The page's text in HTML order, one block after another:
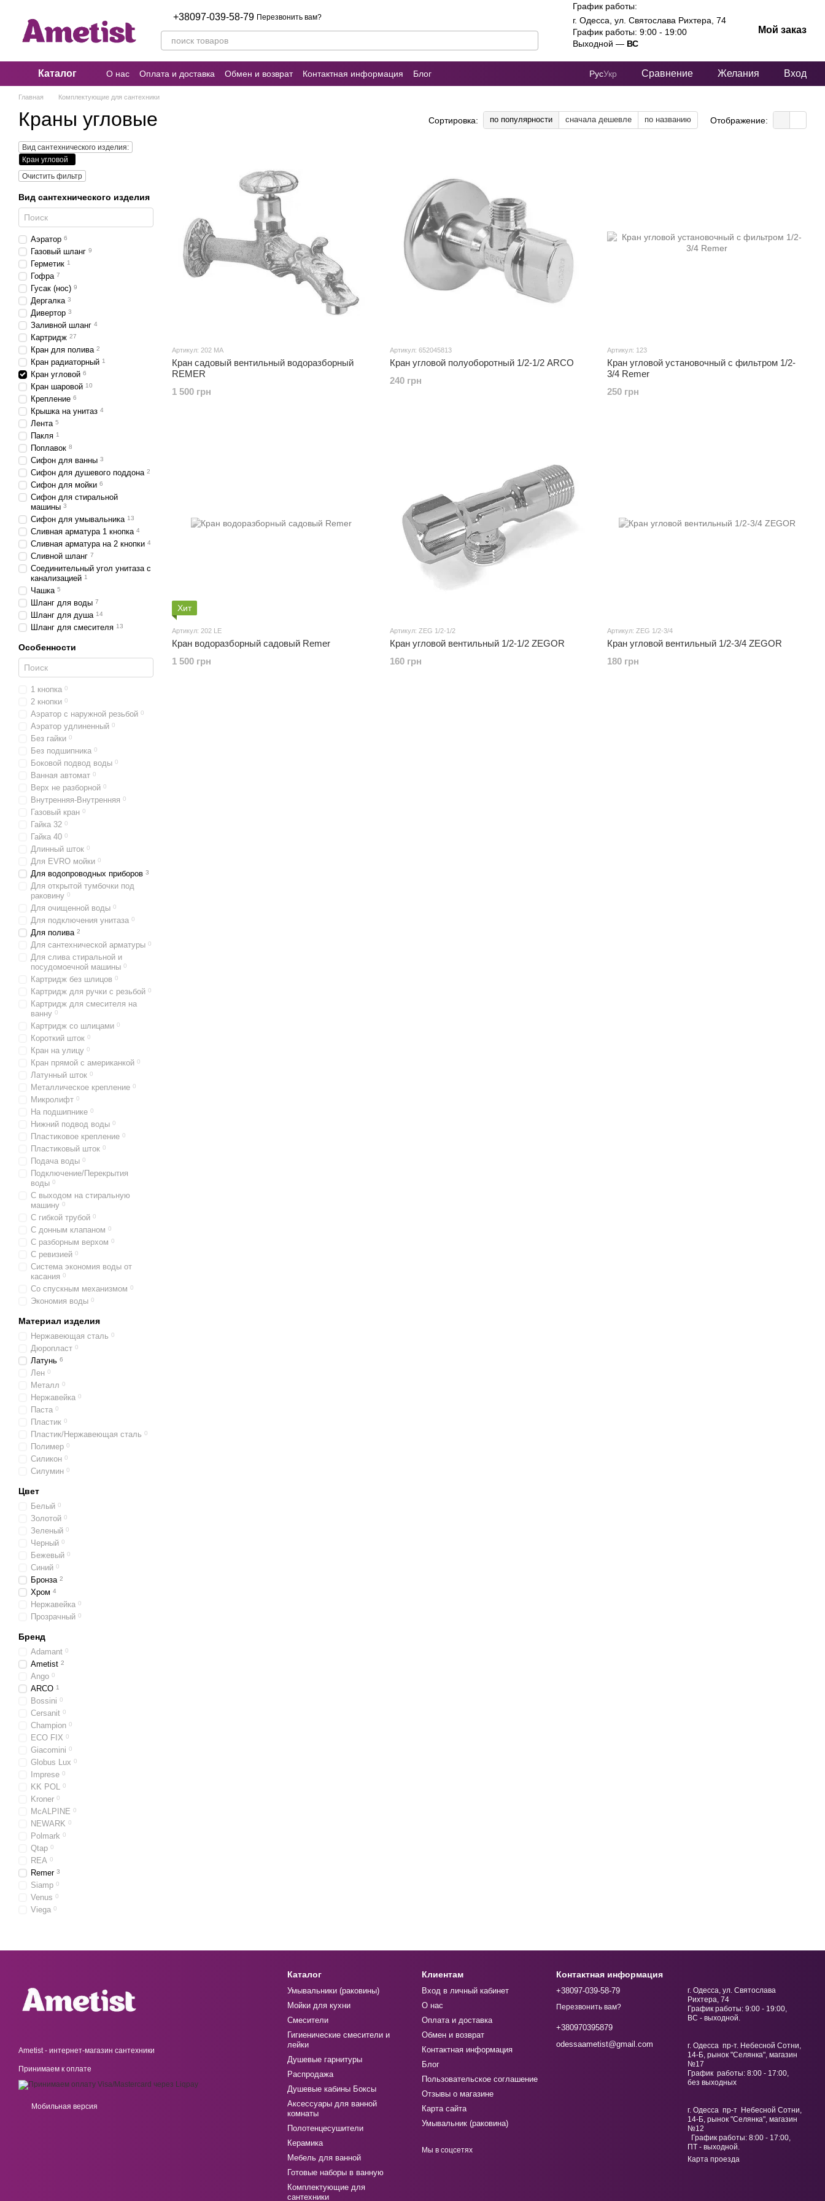
+38097-039-58-79 Перезвонить вам?
График работы:
г. Одесса, ул. Святослава Рихтера, 74
График работы: 9:00 - 19:00
Выходной — ВС
Мой заказ
Каталог О нас Оплата и доставка Обмен и возврат Контактная информация
Блог
Пользовательское соглашение
Отзывы о магазине Умывальник (раковина)
РусУкр Сравнение Желания Вход
Главная Комплектующие для сантехники
Краны угловые Сортировка: по популярности сначала дешевле по названию Отображение:
Артикул: 202 МА
Кран садовый вентильный водоразборный
REMER
1 500 грн
Артикул: 652045813
Кран угловой полуоборотный 1/2-1/2 ARCO
240 грн
Артикул: 123
Кран угловой установочный с фильтром 1/2-
3/4 Remer
250 грн
Хит
Артикул: 202 LE
Кран водоразборный садовый Remer
1 500 грн
Артикул: ZEG 1/2-1/2
Кран угловой вентильный 1/2-1/2 ZEGOR
160 грн
Артикул: ZEG 1/2-3/4
Кран угловой вентильный 1/2-3/4 ZEGOR
180 грн
Вид сантехнического изделия:
Кран угловой
Очистить фильтр
Вид сантехнического изделия
Аэратор 6
Газовый шланг 9
Герметик 1
Гофра 7
Гусак (нос) 9
Дергалка 3
Дивертор 3
Заливной шланг 4
Картридж 27
Кран для полива 2
Кран радиаторный 1
Кран угловой 6
Кран шаровой 10
Крепление 6
Крышка на унитаз 4
Лента 5
Пакля 1
Поплавок 8
Сифон для ванны 3
Сифон для душевого поддона 2
Сифон для мойки 6
Сифон для стиральной
машины 3
Сифон для умывальника 13
Сливная арматура 1 кнопка 4
Сливная арматура на 2 кнопки 4
Сливной шланг 7
Соединительный угол унитаза с
канализацией 1
Чашка 5
Шланг для воды 7
Шланг для душа 14
Шланг для смесителя 13
Особенности
1 кнопка 0
2 кнопки 0
Аэратор с наружной резьбой 0
Аэратор удлиненный 0
Без гайки 0
Без подшипника 0
Боковой подвод воды 0
Ванная автомат 0
Верх не разборной 0
Внутренняя-Внутренняя 0
Газовый кран 0
Гайка 32 0
Гайка 40 0
Длинный шток 0
Для EVRO мойки 0
Для водопроводных приборов 3
Для открытой тумбочки под
раковину 0
Для очищенной воды 0
Для подключения унитаза 0
Для полива 2
Для сантехнической арматуры 0
Для слива стиральной и
посудомоечной машины 0
Картридж без шлицов 0
Картридж для ручки с резьбой 0
Картридж для смесителя на
ванну 0
Картридж со шлицами 0
Короткий шток 0
Кран на улицу 0
Кран прямой с американкой 0
Латунный шток 0
Металлическое крепление 0
Микролифт 0
На подшипнике 0
Нижний подвод воды 0
Пластиковое крепление 0
Пластиковый шток 0
Подача воды 0
Подключение/Перекрытия
воды 0
С выходом на стиральную
машину 0
С гибкой трубой 0
С донным клапаном 0
С разборным верхом 0
С ревизией 0
Система экономия воды от
касания 0
Со спускным механизмом 0
Экономия воды 0
Материал изделия
Нержавеющая сталь 0
Дюропласт 0
Латунь 6
Лен 0
Металл 0
Нержавейка 0
Паста 0
Пластик 0
Пластик/Нержавеющая сталь 0
Полимер 0
Силикон 0
Силумин 0
Цвет
Белый 0
Золотой 0
Зеленый 0
Черный 0
Бежевый 0
Синий 0
Бронза 2
Хром 4
Нержавейка 0
Прозрачный 0
Бренд
Adamant 0
Ametist 2
Ango 0
ARCO 1
Bossini 0
Cersanit 0
Champion 0
ECO FIX 0
Giacomini 0
Globus Lux 0
Imprese 0
KK POL 0
Kroner 0
McALPINE 0
NEWARK 0
Polmark 0
Qtap 0
REA 0
Remer 3
Siamp 0
Venus 0
Viega 0
Ametist - интернет-магазин сантехники
Принимаем к оплате
Мобильная версия
Каталог
Умывальники (раковины)
Мойки для кухни
Смесители
Гигиенические смесители и
лейки
Душевые гарнитуры
Распродажа
Душевые кабины Боксы
Аксессуары для ванной
комнаты
Полотенцесушители
Керамика
Мебель для ванной
Готовые наборы в ванную
Комплектующие для
сантехники
Клиентам
Вход в личный кабинет
О нас
Оплата и доставка
Обмен и возврат
Контактная информация
Блог
Пользовательское соглашение
Отзывы о магазине
Карта сайта
Умывальник (раковина)
Мы в соцсетях
Контактная информация
+38097-039-58-79
Перезвонить вам?
+380970395879
odessaametist@gmail.com
г. Одесса, ул. Святослава
Рихтера, 74
График работы: 9:00 - 19:00,
ВС - выходной.
г. Одесса пр-т. Небесной Сотни,
14-Б, рынок "Селянка", магазин
№17
График работы: 8:00 - 17:00,
без выходных
г. Одесса пр-т Небесной Сотни,
14-Б, рынок "Селянка", магазин
№12
График работы: 8:00 - 17:00,
ПТ - выходной.
Карта проезда